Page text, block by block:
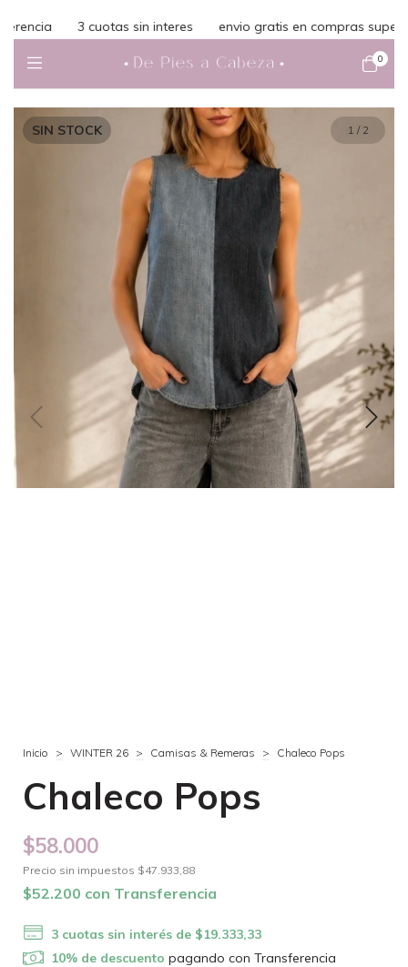
3 cuotas sin interes envio gratis en compras
0
SIN STOCK 1 / 2
Inicio > WINTER 26 > Camisas & Remeras > Chaleco Pops
Chaleco Pops
$58.000
Precio sin impuestos $47.933,88
$52.200 con Transferencia
3 cuotas sin interés de $19.333,33
10% de descuento pagando con Transferencia